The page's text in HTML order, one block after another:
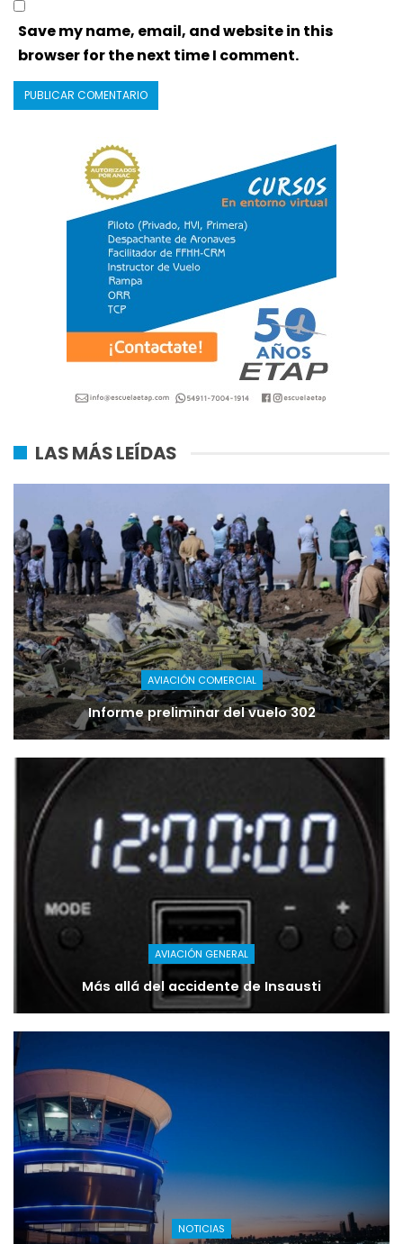
Save my name, email, and website in this
browser for the next time I comment.
LAS MÁS LEÍDAS
AVIACIÓN COMERCIAL
Informe preliminar del vuelo 302
AVIACIÓN GENERAL
Más allá del accidente de Insausti
NOTICIAS